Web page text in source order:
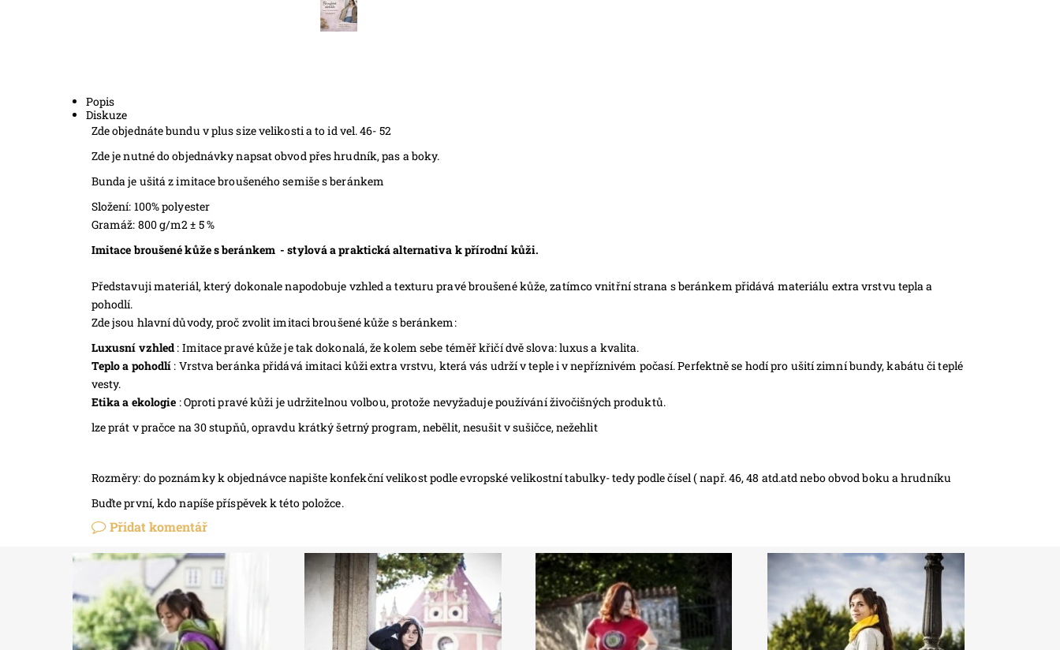
Popis
Diskuze
Zde objednáte bundu v plus size velikosti a to id vel. 46- 52
Zde je nutné do objednávky napsat obvod přes hrudník, pas a boky.
Bunda je ušitá z imitace broušeného semiše s beránkem
Složení: 100% polyester
Gramáž: 800 g/m2 ± 5 %
Imitace broušené kůže s beránkem - stylová a praktická alternativa k přírodní kůži.
Představuji materiál, který dokonale napodobuje vzhled a texturu pravé broušené kůže, zatímco vnitřní strana s beránkem přidává materiálu extra vrstvu tepla a
pohodlí.
Zde jsou hlavní důvody, proč zvolit imitaci broušené kůže s beránkem:
Luxusní vzhled : Imitace pravé kůže je tak dokonalá, že kolem sebe téměř křičí dvě slova: luxus a kvalita.
Teplo a pohodlí : Vrstva beránka přidává imitaci kůži extra vrstvu, která vás udrží v teple i v nepříznivém počasí. Perfektně se hodí pro ušití zimní bundy, kabátu či teplé
vesty.
Etika a ekologie : Oproti pravé kůži je udržitelnou volbou, protože nevyžaduje používání živočišných produktů.
lze prát v pračce na 30 stupňů, opravdu krátký šetrný program, nebělit, nesušit v sušičce, nežehlit
Rozměry: do poznámky k objednávce napište konfekční velikost podle evropské velikostní tabulky- tedy podle čísel ( např. 46, 48 atd.atd nebo obvod boku a hrudníku
Buďte první, kdo napíše příspěvek k této položce.
Přidat komentář